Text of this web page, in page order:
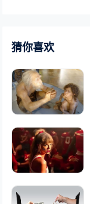
猜你喜欢